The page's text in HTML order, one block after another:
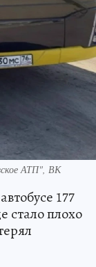
АТП", ВК
177
стало плохо